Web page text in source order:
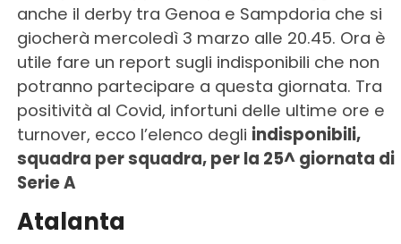
anche il derby tra Genoa e Sampdoria che si
giocherà mercoledì 3 marzo alle 20.45. Ora è
utile fare un report sugli indisponibili che non
potranno partecipare a questa giornata. Tra
positività al Covid, infortuni delle ultime ore e
turnover, ecco l’elenco degli indisponibili,
squadra per squadra, per la 25^ giornata di
Serie A
Atalanta